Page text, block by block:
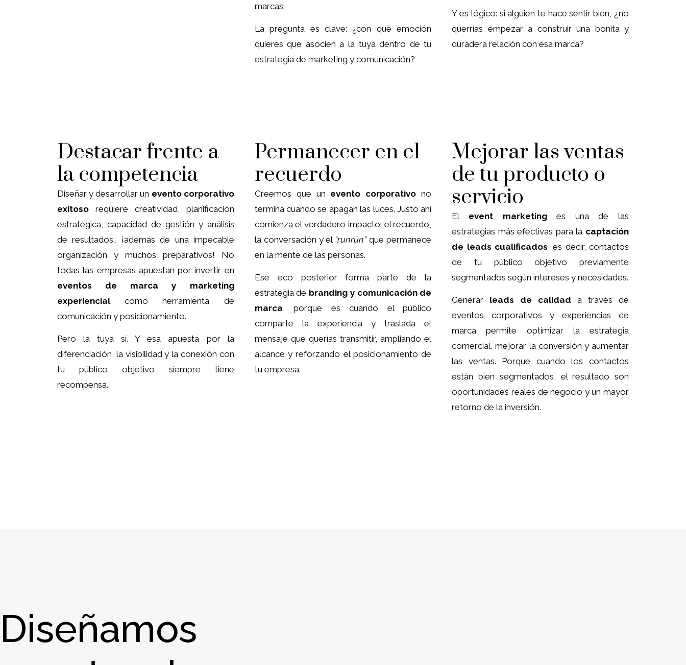
marcas.
La pregunta es clave: ¿con qué emoción
quieres que asocien a la tuya dentro de tu
estrategia de marketing y comunicación?
Y es lógico: si alguien te hace sentir bien, ¿no
querrías empezar a construir una bonita y
duradera relación con esa marca?
Destacar frente a
la competencia
Diseñar y desarrollar un evento corporativo
exitoso requiere creatividad, planificación
estratégica, capacidad de gestión y análisis
de resultados… ¡además de una impecable
organización y muchos preparativos! No
todas las empresas apuestan por invertir en
eventos de marca y marketing
experiencialcomo herramienta de
comunicación y posicionamiento.
Pero la tuya sí. Y esa apuesta por la
diferenciación, la visibilidad y la conexión con
tu público objetivo siempre tiene
recompensa.
Permanecer en el
recuerdo
Creemos que un evento corporativo no
termina cuando se apagan las luces. Justo ahí
comienza el verdadero impacto: el recuerdo,
la conversación y el “runrún”que permanece
en la mente de las personas.
Ese eco posterior forma parte de la
estrategia de branding y comunicación de
marca , porque es cuando el público
comparte la experiencia y traslada el
mensaje que querías transmitir, ampliando el
alcance y reforzando el posicionamiento de
tu empresa.
Mejorar las ventas
de tu producto o
servicio
El event marketinges una de las
estrategias más efectivas para la captación
de leads cualificados , es decir, contactos
de tu público objetivo previamente
segmentados según intereses y necesidades.
Generar leads de calidad a través de
eventos corporativos y experiencias de
marca permite optimizar la estrategia
comercial, mejorar la conversión y aumentar
las ventas. Porque cuando los contactos
están bien segmentados, el resultado son
oportunidades reales de negocio y un mayor
retorno de la inversión.
Diseñamos